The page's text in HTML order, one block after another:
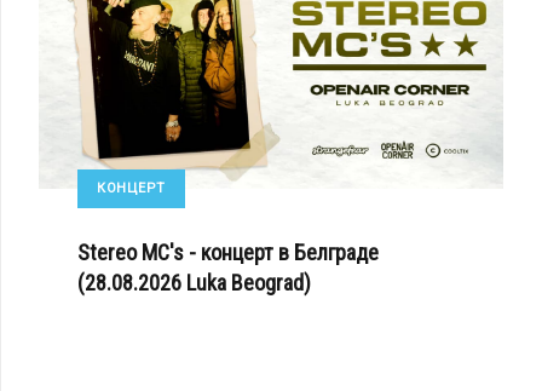
КОНЦЕРТ
Stereo MC's - концерт в Белграде
(28.08.2026 Luka Beograd)